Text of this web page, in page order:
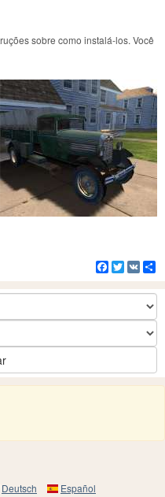
sobre como instalá-los. Você
Facebook
Twitter
VK
Deutsch Español